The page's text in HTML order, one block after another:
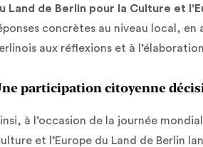
Land de Berlin pour la Culture et
concrètes au niveau local, en
aux réflexions et à
participation citoyenne
à l’occasion de la journée
et l’Europe du Land de Berlin